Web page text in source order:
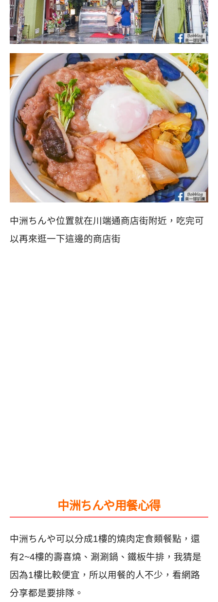
中洲ちんや位置就在川端通商店街附近，吃完可
以再來逛一下這邊的商店街
中洲ちんや用餐心得
中洲ちんや可以分成1樓的燒肉定食類餐點，還
有2~4樓的壽喜燒、涮涮鍋、鐵板牛排，我猜是
因為1樓比較便宜，所以用餐的人不少，看網路
分享都是要排隊。